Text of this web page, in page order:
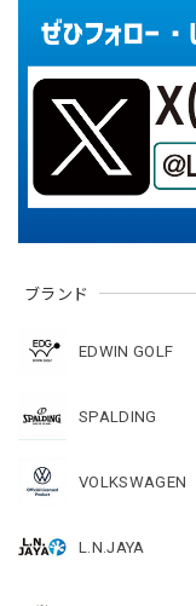
ブランド
EDWIN GOLF
SPALDING
VOLKSWAGEN
L.N.JAYA